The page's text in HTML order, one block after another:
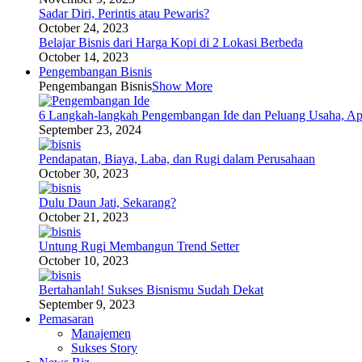
Sadar Diri, Perintis atau Pewaris?
October 24, 2023
Belajar Bisnis dari Harga Kopi di 2 Lokasi Berbeda
October 14, 2023
Pengembangan Bisnis
Pengembangan BisnisShow More
6 Langkah-langkah Pengembangan Ide dan Peluang Usaha,
September 23, 2024
Pendapatan, Biaya, Laba, dan Rugi dalam Perusahaan
October 30, 2023
Dulu Daun Jati, Sekarang?
October 21, 2023
Untung Rugi Membangun Trend Setter
October 10, 2023
Bertahanlah! Sukses Bisnismu Sudah Dekat
September 9, 2023
Pemasaran
Manajemen
Sukses Story